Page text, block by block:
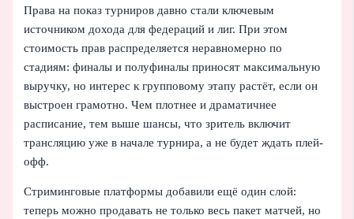
Права на показ турниров давно стали ключевым
источником дохода для федераций и лиг. При этом
стоимость прав распределяется неравномерно по
стадиям: финалы и полуфиналы приносят максимальную
выручку, но интерес к групповому этапу растёт, если он
выстроен грамотно. Чем плотнее и драматичнее
расписание, тем выше шансы, что зритель включит
трансляцию уже в начале турнира, а не будет ждать плей-
офф.
Стриминговые платформы добавили ещё один слой:
теперь можно продавать не только весь пакет матчей, но